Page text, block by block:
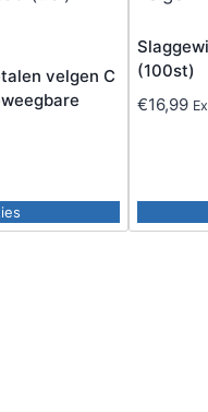
velgen C
(100st)
€16,99